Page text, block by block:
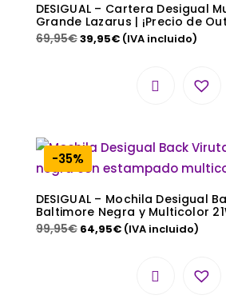
DESIGUAL – Cartera Desigual
Grande Lazarus | ¡Precio de
69,95€39,95€ (IVA incluido)
-35%
DESIGUAL – Mochila Desigual
Baltimore Negra y Multicolor
99,95€ 64,95€ (IVA incluido)